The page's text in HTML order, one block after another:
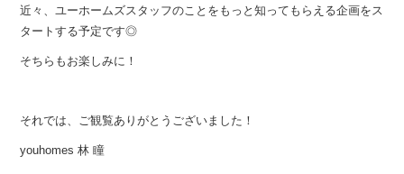
近々、ユーホームズスタッフのことをもっと知ってもらえる企画をス
タートする予定です◎
そちらもお楽しみに！
それでは、ご観覧ありがとうございました！
youhomes 林 瞳